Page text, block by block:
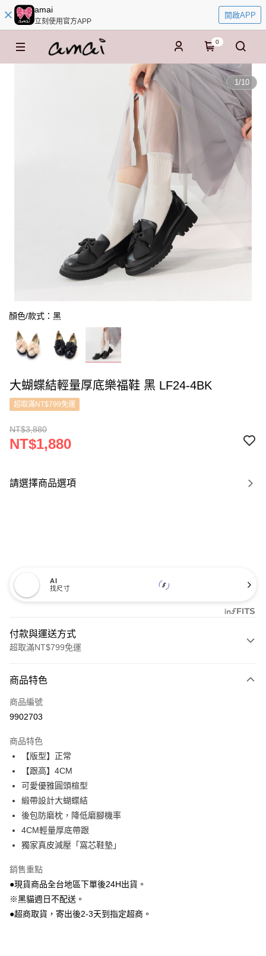
amai
立刻使用官方APP
開啟APP
0
1/10
顏色/款式：黑
大蝴蝶結輕量厚底樂福鞋 黑 LF24-4BK
超取滿NT$799免運
NT$3,880
NT$1,880
請選擇商品選項
AI
找尺寸
付款與運送方式
超取滿NT$799免運
信用卡一次付款
超商取貨付款
Apple Pay
街口支付
Google Pay
大哥付你分期
相關說明
【大哥付你分期使用說明】
2.付款方式選擇「大哥付你分期」，訂單成立後會自動跳轉到大哥付的交易
流程，驗證手機門號後，選擇欲分期的期數、繳款截止日，確認付款後即完
成交易。
3.實際核准額度、可分期數及費用金額請依後續交易確認頁面所載為準。
4.訂單成立30分鐘內，如未前往確認交易或遇審核未通過，訂單將自動取
相關說明
【關於「AFTEE先享後付」】
AFTEE先享後付是「在收到商品之後才付款」的支付方式。 讓您購物簡單
便利好安心！
１．簡單：不需註冊會員、不需綁卡、不需儲值。
貨到付款
商品特色
商品編號
9902703
商品特色
【版型】正常
【跟高】4CM
可愛優雅圓頭楦型
緞帶設計大蝴蝶結
後包防磨枕，降低磨腳機率
4CM輕量厚底帶跟
獨家真皮減壓「窩芯鞋墊」
銷售重點
●現貨商品全台地區下單後24H出貨。
※黑貓週日不配送。
●超商取貨，寄出後2-3天到指定超商。